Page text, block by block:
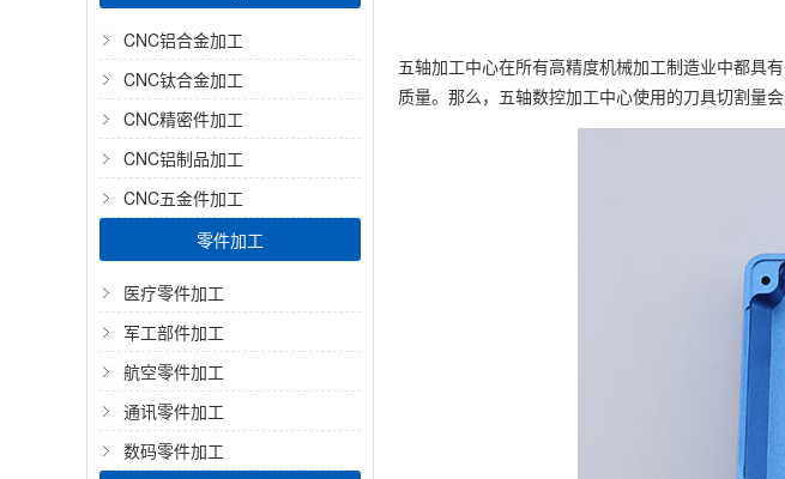
CNC铝合金加工
CNC钛合金加工
CNC精密件加工
CNC铝制品加工
CNC五金件加工
零件加工
医疗零件加工
军工部件加工
航空零件加工
通讯零件加工
数码零件加工
五轴加工中心在所有高精度机械加工制造业中都具
质量。那么，五轴数控加工中心使用的刀具切割量